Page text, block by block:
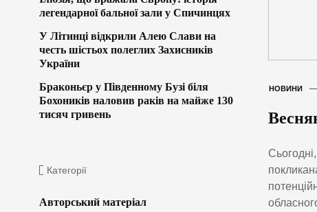
НОВИНИ
легендарної бальної зали у Спичинцях
У Літинці відкрили Алею Слави на
честь шістьох полеглих Захисників
України
Браконьєр у Південному Бузі біля
Бохоників наловив раків на майже 130
тисяч гривень
Категорії
Авторський матеріал